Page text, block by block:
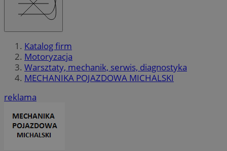
Katalog firm
Motoryzacja
Warsztaty, mechanik, serwis, diagnostyka
MECHANIKA POJAZDOWA MICHALSKI
reklama